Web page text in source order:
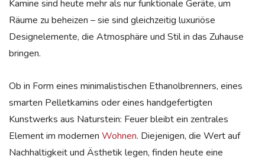
Kamine sind heute mehr als nur funktionale Geräte, um
Räume zu beheizen – sie sind gleichzeitig luxuriöse
Designelemente, die Atmosphäre und Stil in das Zuhause
bringen.
Ob in Form eines minimalistischen Ethanolbrenners, eines
smarten Pelletkamins oder eines handgefertigten
Kunstwerks aus Naturstein: Feuer bleibt ein zentrales
Element im modernen Wohnen. Diejenigen, die Wert auf
Nachhaltigkeit und Ästhetik legen, finden heute eine